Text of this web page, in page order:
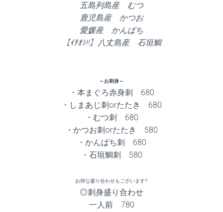
五島列島産 むつ
鹿児島産 かつお
愛媛産 かんぱち
【ｲﾁｵｼ!!】八丈島産 石垣鯛
～お刺身～
・本まぐろ赤身刺 680
・しまあじ刺orたたき 680
・むつ刺 680
・かつお刺orたたき 580
・かんぱち刺 680
・石垣鯛刺 580
お得な盛り合わせもございます!!
◎刺身盛り合わせ
一人前 780